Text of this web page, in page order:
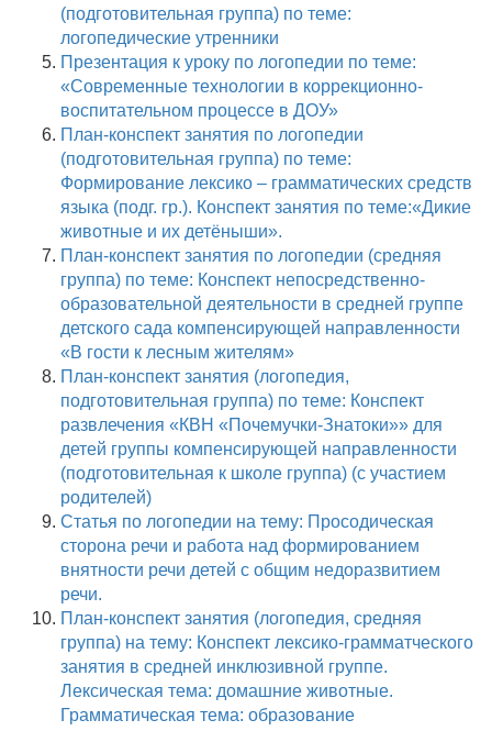
(подготовительная группа) по теме:
логопедические утренники
Презентация к уроку по логопедии по теме:
«Современные технологии в коррекционно-
воспитательном процессе в ДОУ»
План-конспект занятия по логопедии
(подготовительная группа) по теме:
Формирование лексико – грамматических средств
языка (подг. гр.). Конспект занятия по теме:«Дикие
животные и их детёныши».
План-конспект занятия по логопедии (средняя
группа) по теме: Конспект непосредственно-
образовательной деятельности в средней группе
детского сада компенсирующей направленности
«В гости к лесным жителям»
План-конспект занятия (логопедия,
подготовительная группа) по теме: Конспект
развлечения «КВН «Почемучки-Знатоки»» для
детей группы компенсирующей направленности
(подготовительная к школе группа) (с участием
родителей)
Статья по логопедии на тему: Просодическая
сторона речи и работа над формированием
внятности речи детей с общим недоразвитием
речи.
План-конспект занятия (логопедия, средняя
группа) на тему: Конспект лексико-грамматческого
занятия в средней инклюзивной группе.
Лексическая тема: домашние животные.
Грамматическая тема: образование